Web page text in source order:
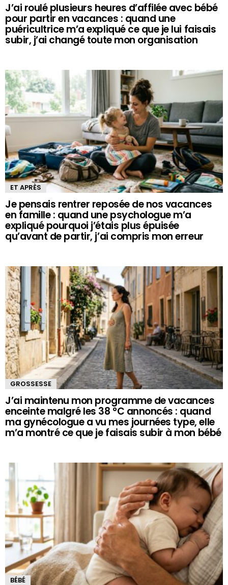
J’ai roulé plusieurs heures d’affilée avec bébé
pour partir en vacances : quand une
puéricultrice m’a expliqué ce que je lui faisais
subir, j’ai changé toute mon organisation
ET APRÈS
Je pensais rentrer reposée de nos vacances
en famille : quand une psychologue m’a
expliqué pourquoi j’étais plus épuisée
qu’avant de partir, j’ai compris mon erreur
GROSSESSE
J’ai maintenu mon programme de vacances
enceinte malgré les 38 °C annoncés : quand
ma gynécologue a vu mes journées type, elle
m’a montré ce que je faisais subir à mon bébé
BÉBÉ